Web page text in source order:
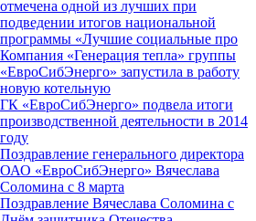
отмечена одной из лучших при
подведении итогов национальной
программы «Лучшие социальные про
Компания «Генерация тепла» группы
«ЕвроСибЭнерго» запустила в работу
новую котельную
ГК «ЕвроСибЭнерго» подвела итоги
производственной деятельности в 2014
году
Поздравление генерального директора
ОАО «ЕвроСибЭнерго» Вячеслава
Соломина с 8 марта
Поздравление Вячеслава Соломина с